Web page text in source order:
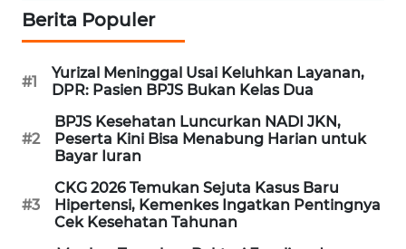
Berita Populer
#1
Yurizal Meninggal Usai Keluhkan Layanan,
DPR: Pasien BPJS Bukan Kelas Dua
#2
BPJS Kesehatan Luncurkan NADI JKN,
Peserta Kini Bisa Menabung Harian untuk
Bayar Iuran
#3
CKG 2026 Temukan Sejuta Kasus Baru
Hipertensi, Kemenkes Ingatkan Pentingnya
Cek Kesehatan Tahunan
WAHANANEWS
NET
WAHANA
SPORT